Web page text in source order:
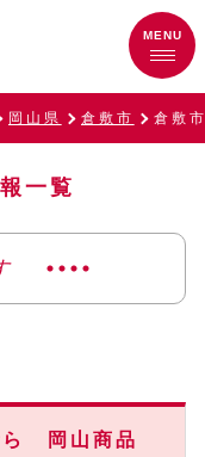
岡山県 倉敷市 倉敷
一覧
ら 岡山商品